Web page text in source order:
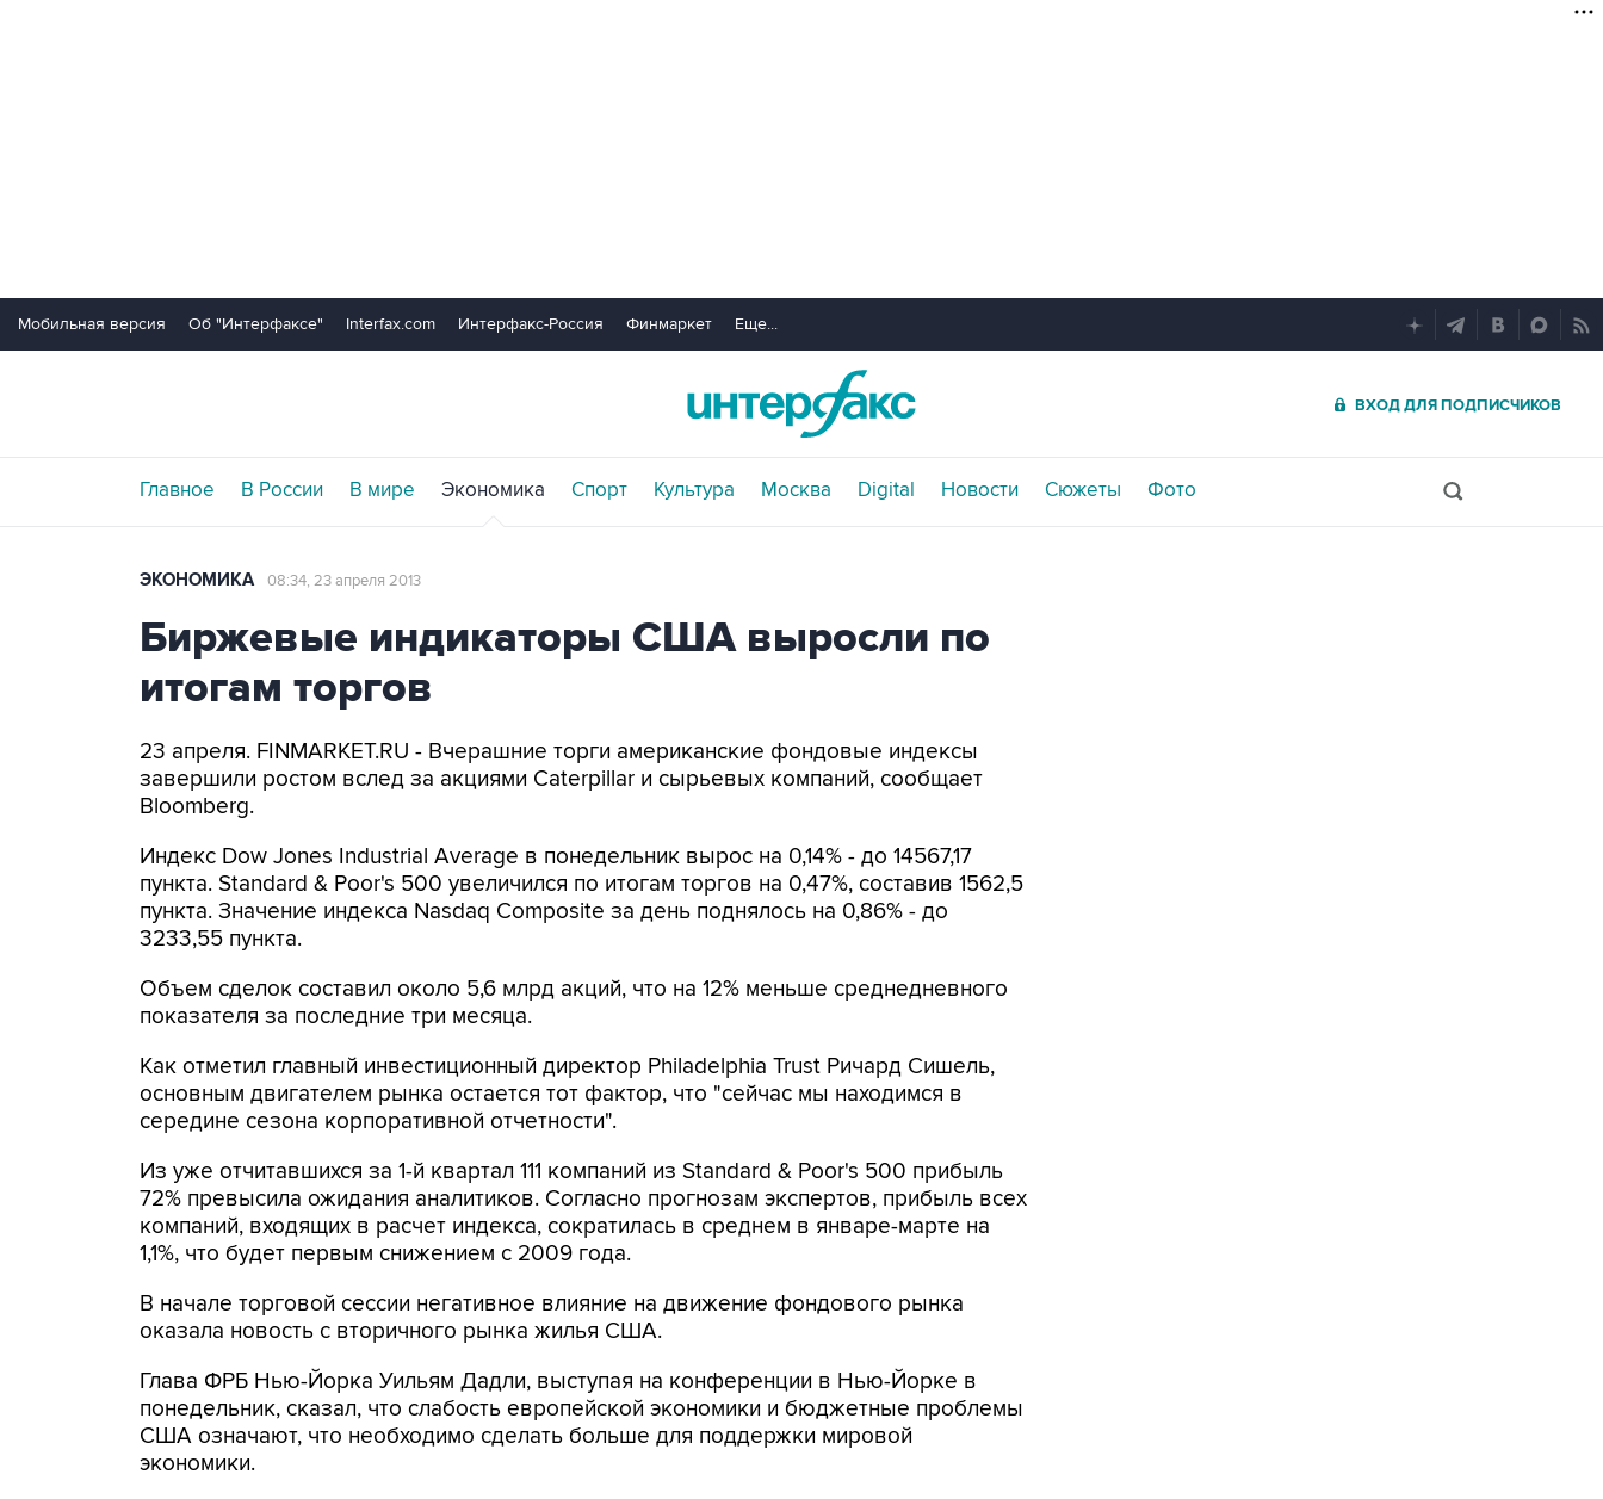
Мобильная версия Об "Интерфаксе" Interfax.com Интерфакс-Россия Финмаркет Еще...
ВХОД ДЛЯ ПОДПИСЧИКОВ
Главное В России В мире Экономика Спорт Культура Москва Digital Новости Сюжеты Фото
ЭКОНОМИКА 08:34, 23 апреля 2013
Биржевые индикаторы США выросли по
итогам торгов
23 апреля. FINMARKET.RU - Вчерашние торги американские фондовые индексы
завершили ростом вслед за акциями Caterpillar и сырьевых компаний, сообщает
Bloomberg.
Индекс Dow Jones Industrial Average в понедельник вырос на 0,14% - до 14567,17
пункта. Standard & Poor's 500 увеличился по итогам торгов на 0,47%, составив 1562,5
пункта. Значение индекса Nasdaq Composite за день поднялось на 0,86% - до
3233,55 пункта.
Объем сделок составил около 5,6 млрд акций, что на 12% меньше среднедневного
показателя за последние три месяца.
Как отметил главный инвестиционный директор Philadelphia Trust Ричард Сишель,
основным двигателем рынка остается тот фактор, что "сейчас мы находимся в
середине сезона корпоративной отчетности".
Из уже отчитавшихся за 1-й квартал 111 компаний из Standard & Poor's 500 прибыль
72% превысила ожидания аналитиков. Согласно прогнозам экспертов, прибыль всех
компаний, входящих в расчет индекса, сократилась в среднем в январе-марте на
1,1%, что будет первым снижением с 2009 года.
В начале торговой сессии негативное влияние на движение фондового рынка
оказала новость с вторичного рынка жилья США.
Глава ФРБ Нью-Йорка Уильям Дадли, выступая на конференции в Нью-Йорке в
понедельник, сказал, что слабость европейской экономики и бюджетные проблемы
США означают, что необходимо сделать больше для поддержки мировой
экономики.